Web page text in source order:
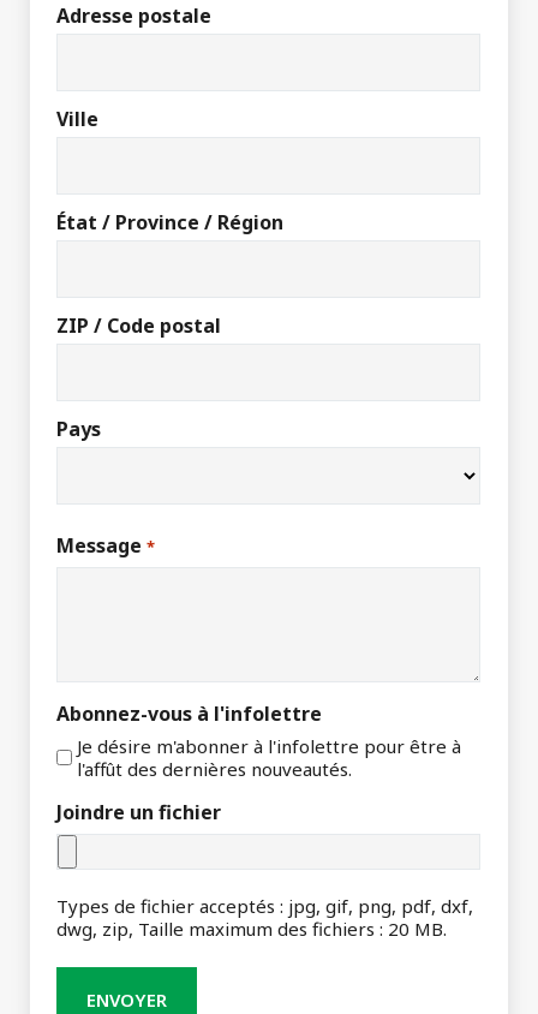
Adresse postale
Ville
État / Province / Région
ZIP / Code postal
Pays
Message *
Abonnez-vous à l'infolettre
Je désire m'abonner à l'infolettre pour être à
l'affût des dernières nouveautés.
Joindre un fichier
Types de fichier acceptés : jpg, gif, png, pdf, dxf,
dwg, zip, Taille maximum des fichiers : 20 MB.